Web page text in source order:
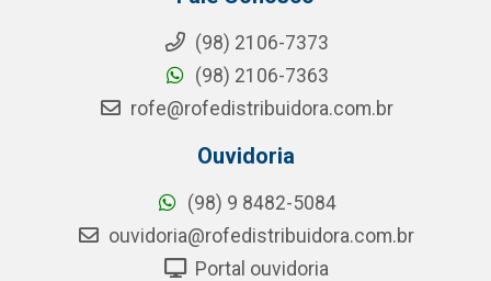
(98) 2106-7373
(98) 2106-7363
rofe@rofedistribuidora.com.br
Ouvidoria
(98) 9 8482-5084
ouvidoria@rofedistribuidora.com.br
Portal ouvidoria